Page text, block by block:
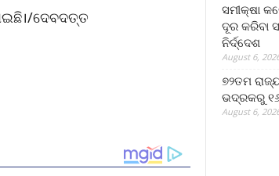
ଦେବଦତ୍ତ
ସମୀକ୍ଷା
ଦୂର କରିବା
ନିର୍ଦ୍ଦେଶ
August 6,
୭୨ତମ
ଭଦ୍ରକରୁ
August 6,